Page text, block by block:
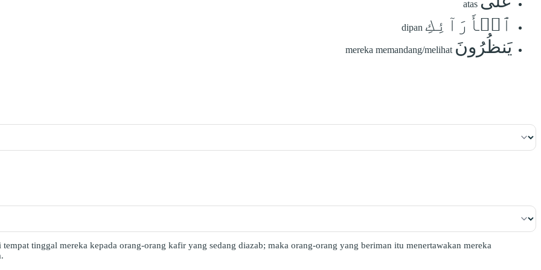
atas
ٱلۡأَرَآئِكِ dipan
يَنظُرُونَ mereka memandang/melihat
tinggal mereka kepada orang-orang kafir yang sedang diazab; maka orang-orang yang beriman itu menertawakan mereka